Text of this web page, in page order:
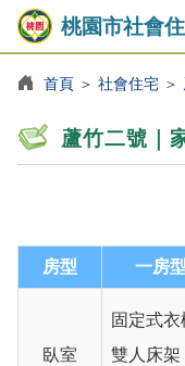
桃園市社會
首頁 ＞ 社會住宅 ＞
蘆竹二號｜
房型 一房型
臥室
固定式衣
雙人床架